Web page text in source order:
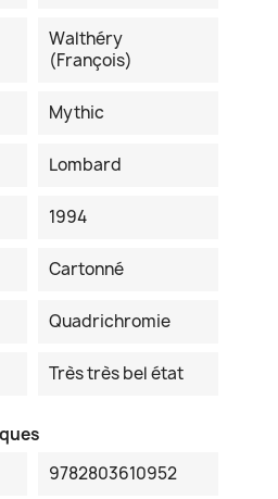
Walthéry
(François)
Mythic
Lombard
1994
Cartonné
Quadrichromie
Très très bel état
9782803610952